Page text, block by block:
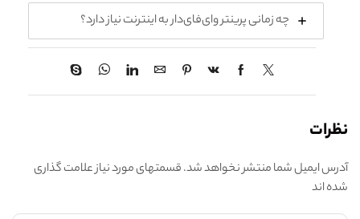
چه زمانی پرینتر وای‌فای‌دار به اینترنت نیاز دارد؟
نظرات
آدرس ایمیل شما منتشر نخواهد شد. قسمتهای مورد نیاز علامت گذاری
شده اند